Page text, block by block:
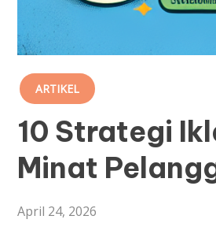
ARTIKEL
10 Strategi
Minat
April 24, 2026